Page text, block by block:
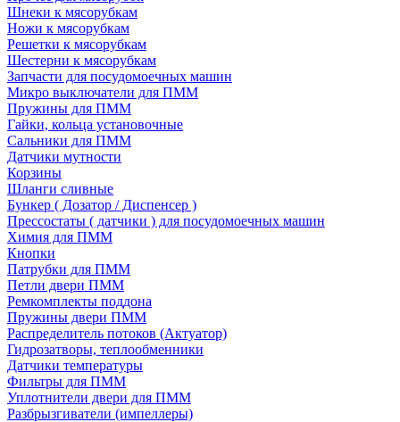
Шнеки к мясорубкам
Ножи к мясорубкам
Решетки к мясорубкам
Шестерни к мясорубкам
Запчасти для посудомоечных машин
Микро выключатели для ПММ
Пружины для ПММ
Гайки, кольца установочные
Сальники для ПММ
Датчики мутности
Корзины
Шланги сливные
Бункер ( Дозатор / Диспенсер )
Прессостаты ( датчики ) для посудомоечных машин
Химия для ПММ
Кнопки
Патрубки для ПММ
Петли двери ПММ
Ремкомплекты поддона
Пружины двери ПММ
Распределитель потоков (Актуатор)
Гидрозатворы, теплообменники
Датчики температуры
Фильтры для ПММ
Уплотнители двери для ПММ
Разбрызгиватели (импеллеры)